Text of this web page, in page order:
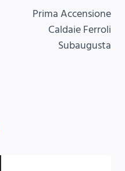
Prima Accensione
Caldaie Ferroli
Subaugusta